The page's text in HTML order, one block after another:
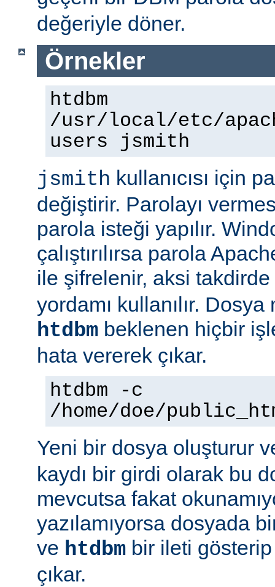
değeriyle döner.
Örnekler
htdbm
/usr/local/etc/
users jsmith
jsmith kullanıcısı için
değiştirir. Parolayı
parola isteği yapılır.
çalıştırılırsa parola
ile şifrelenir, aksi
yordamı kullanılır.
htdbm beklenen hiçbir
hata vererek çıkar.
htdbm -c
/home/doe/
Yeni bir dosya oluşturur
kaydı bir girdi olarak bu
mevcutsa fakat
yazılamıyorsa dosyada
ve htdbm bir ileti
çıkar.